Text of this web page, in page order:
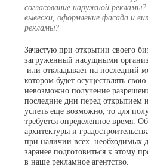
согласование наружной рекламы?
вывески, оформление фасада и
рекламы?
Зачастую при открытии своего
загруженный насущными
или откладывает на последний
котором будет осуществлять
невозможно получение
последние дни перед открытием
успеть еще возможно, то для
требуется определенное время.
архитектуры и
при наличии всех необходимых
заранее подготовиться к этому
в наше рекламное агентство.